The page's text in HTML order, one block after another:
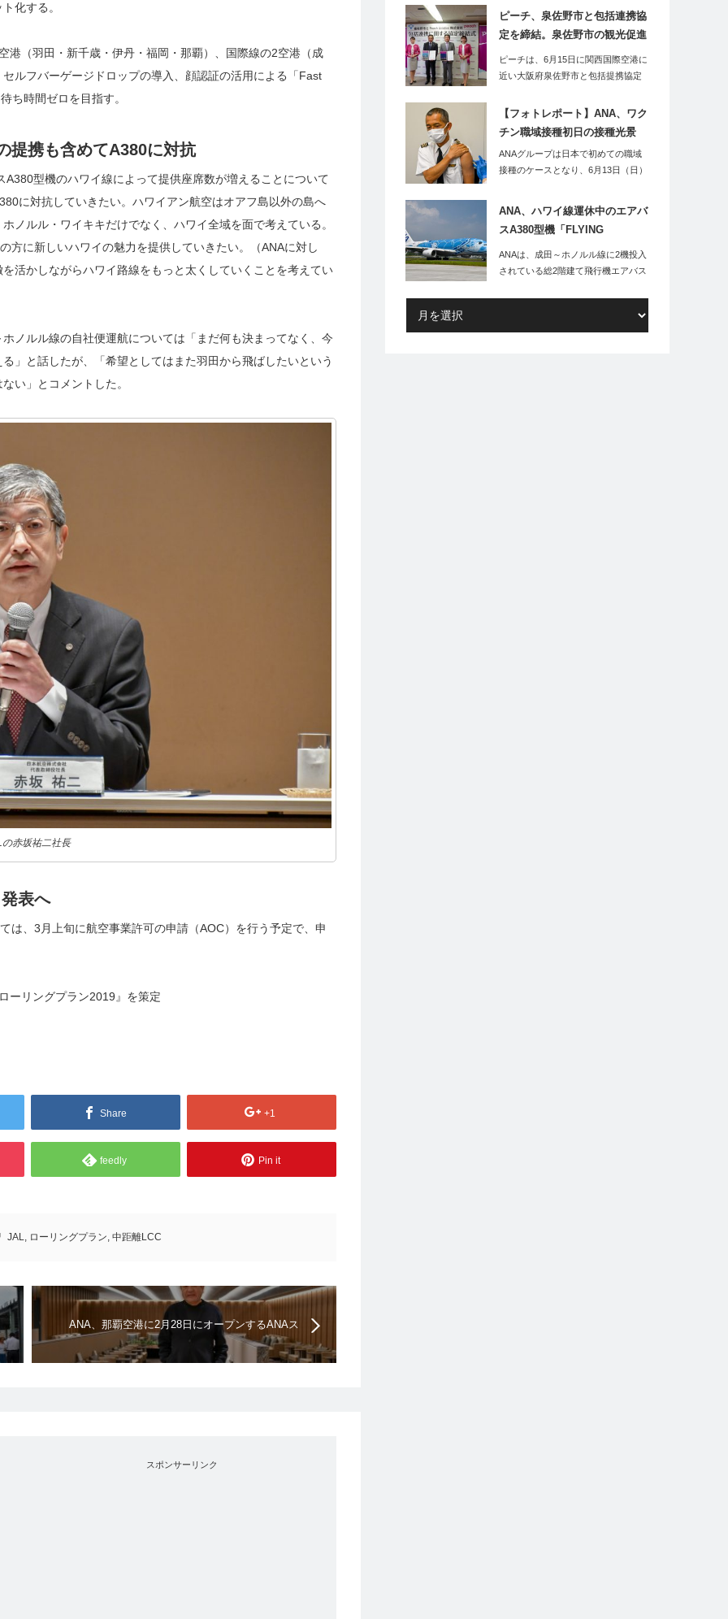
化する。
港（羽田・新千歳・伊丹・福岡・那覇）、国際線の2空港（成
ルフバーゲージドロップの導入、顔認証の活用による「Fast
ち時間ゼロを目指す。
提携も含めてA380に対抗
型機のハワイ線によって提供座席数が増えることについて
に対抗していきたい。ハワイアン航空はオアフ島以外の島へ
ノルル・ワイキキだけでなく、ハワイ全域を面で考えている。
方に新しいハワイの魅力を提供していきたい。（ANAに対し
活かしながらハワイ路線をもっと太くしていくことを考えてい
ノルル線の自社便運航については「まだ何も決まってなく、今
」と話したが、「希望としてはまた羽田から飛ばしたいという
い」とコメントした。
赤坂祐二社長
表へ
は、3月上旬に航空事業許可の申請（AOC）を行う予定で、申
ーリングプラン2019』を策定
Share +1
feedly Pin it
JAL, ローリングプラン, 中距離LCC
ANA、那覇空港に2月28日にオープンするANAス
イートラウンジをお披露目（動画あり）
スポンサーリンク
売開始
ピーチ、泉佐野市と包括連携協
定を締結。泉佐野市の観光促進
などポストコロナの地方創生を
強化へ
ピーチは、6月15日に関西国際空港に
近い大阪府泉佐野市と包括提携協定
【フォトレポート】ANA、ワク
チン職域接種初日の接種光景
ANAグループは日本で初めての職域
接種のケースとなり、6月13日（日）
ANA、ハワイ線運休中のエアバ
スA380型機「FLYING
HONU」、倍率150倍の遊覧フ
ライトを実施
ANAは、成田～ホノルル線に2機投入
されている総2階建て飛行機エアバス